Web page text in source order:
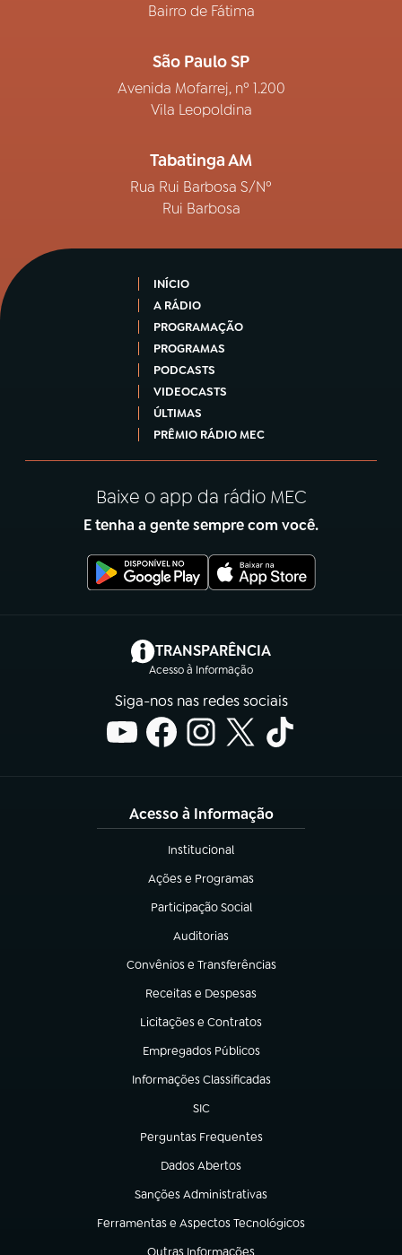
Bairro de Fátima
São Paulo SP
Avenida Mofarrej, nº 1.200
Vila Leopoldina
Tabatinga AM
Rua Rui Barbosa S/Nº
Rui Barbosa
INÍCIO
A RÁDIO
PROGRAMAÇÃO
PROGRAMAS
PODCASTS
VIDEOCASTS
ÚLTIMAS
PRÊMIO RÁDIO MEC
Baixe o app da rádio MEC
E tenha a gente sempre com você.
TRANSPARÊNCIA
Acesso à Informação
(abre em nova aba)
Siga-nos nas redes sociais
Acesso à Informação
Institucional
(abre em nova aba)
Ações e Programas
(abre em nova aba)
Participação Social
(abre em nova aba)
Auditorias
(abre em nova aba)
Convênios e Transferências
(abre em nova aba)
Receitas e Despesas
(abre em nova aba)
Licitações e Contratos
(abre em nova aba)
Empregados Públicos
(abre em nova aba)
Informações Classificadas
(abre em nova aba)
SIC
(abre em nova aba)
Perguntas Frequentes
(abre em nova aba)
Dados Abertos
(abre em nova aba)
Sanções Administrativas
(abre em nova aba)
Ferramentas e Aspectos Tecnológicos
(abre em nova aba)
Outras Informações